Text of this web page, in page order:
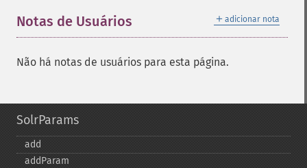
＋ adicionar nota
Notas de Usuários
Não há notas de usuários para esta página.
SolrParams
add
addParam